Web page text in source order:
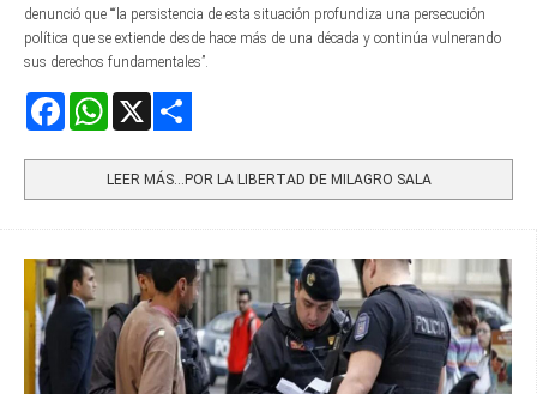
denunció que ““la persistencia de esta situación profundiza una persecución
política que se extiende desde hace más de una década y continúa vulnerando
sus derechos fundamentales”.
FacebookWhatsApp
LEER MÁS…POR LA LIBERTAD DE MILAGRO SALA